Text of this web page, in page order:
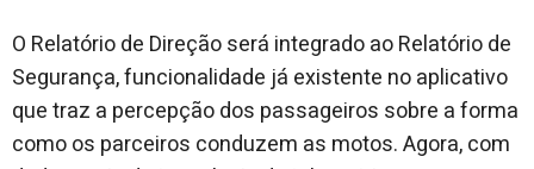
O Relatório de Direção será integrado ao Relatório de
Segurança, funcionalidade já existente no aplicativo
que traz a percepção dos passageiros sobre a forma
como os parceiros conduzem as motos. Agora, com